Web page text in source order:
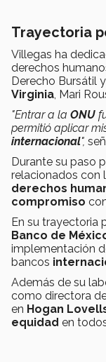
Trayectoria
Villegas ha
derechos
Derecho Bursátil
Virginia, Mari
"Entrar a la ONU
permitió aplicar
internacional",
Durante su paso
relacionados con
derechos
compromiso
En su trayectoria
Banco de
implementación
bancos
Además de su
como directora
en Hogan
equidad en